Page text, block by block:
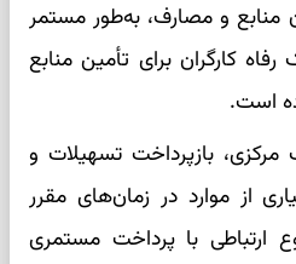
منابع و مصارف، به‌طور مستمر
کارگران برای تأمین منابع
است.
مرکزی، بازپرداخت تسهیلات و
از موارد در زمان‌های مقرر
ارتباطی با پرداخت مستمری